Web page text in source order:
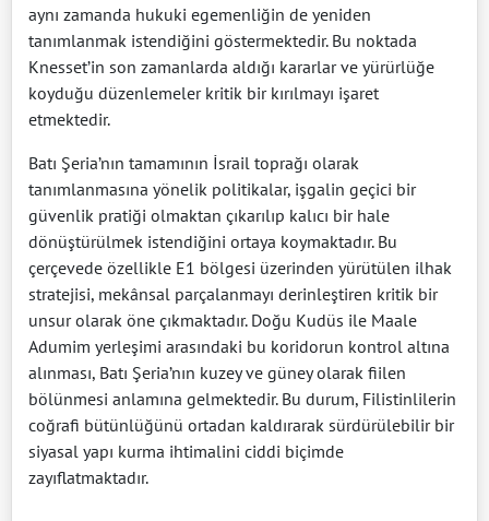
aynı zamanda hukuki egemenliğin de yeniden
tanımlanmak istendiğini göstermektedir. Bu noktada
Knesset’in son zamanlarda aldığı kararlar ve yürürlüğe
koyduğu düzenlemeler kritik bir kırılmayı işaret
etmektedir.
Batı Şeria’nın tamamının İsrail toprağı olarak
tanımlanmasına yönelik politikalar, işgalin geçici bir
güvenlik pratiği olmaktan çıkarılıp kalıcı bir hale
dönüştürülmek istendiğini ortaya koymaktadır. Bu
çerçevede özellikle E1 bölgesi üzerinden yürütülen ilhak
stratejisi, mekânsal parçalanmayı derinleştiren kritik bir
unsur olarak öne çıkmaktadır. Doğu Kudüs ile Maale
Adumim yerleşimi arasındaki bu koridorun kontrol altına
alınması, Batı Şeria’nın kuzey ve güney olarak fiilen
bölünmesi anlamına gelmektedir. Bu durum, Filistinlilerin
coğrafi bütünlüğünü ortadan kaldırarak sürdürülebilir bir
siyasal yapı kurma ihtimalini ciddi biçimde
zayıflatmaktadır.